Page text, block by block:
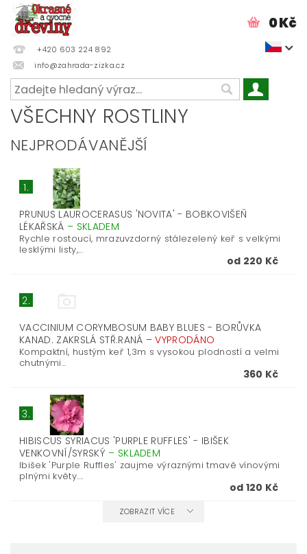
+420 603 224 892
info@zahrada-zizka.cz
0 Kč
VŠECHNY ROSTLINY
NEJPRODÁVANĚJŠÍ
1.
PRUNUS LAUROCERASUS 'NOVITA' - BOBKOVIŠEŇ
LÉKAŘSKÁ – SKLADEM
Rychle rostoucí, mrazuvzdorný stálezelený keř s velkými
lesklými listy,...
od 220 Kč
2.
VACCINIUM CORYMBOSUM BABY BLUES - BORŮVKA
KANAD. ZAKRSLÁ STŘ.RANÁ –VYPRODÁNO
Kompaktní, hustým keř 1,3m s vysokou plodností a velmi
chutnými...
360 Kč
3.
HIBISCUS SYRIACUS 'PURPLE RUFFLES' - IBIŠEK
VENKOVNÍ/SYRSKÝ – SKLADEM
Ibišek 'Purple Ruffles' zaujme výraznými tmavě vínovými
plnými květy....
od 120 Kč
ZOBRAZIT VÍCE